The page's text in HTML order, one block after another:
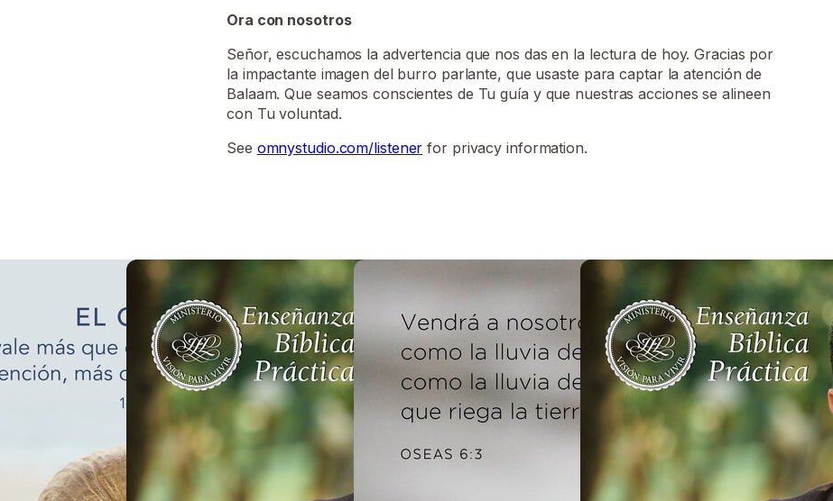
Ora con nosotros
Señor, escuchamos la advertencia que nos das en la lectura de hoy. Gracias por
la impactante imagen del burro parlante, que usaste para captar la atención de
Balaam. Que seamos conscientes de Tu guía y que nuestras acciones se alineen
con Tu voluntad.
See omnystudio.com/listener for privacy information.